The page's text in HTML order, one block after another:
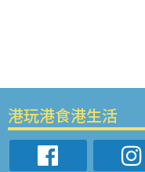
港玩港食港生活